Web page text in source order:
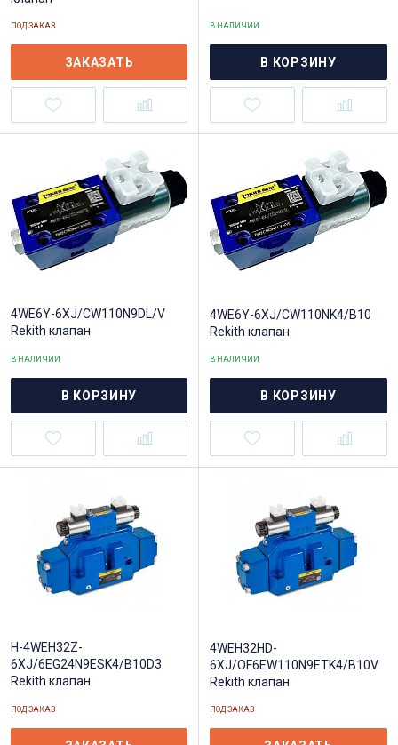
ПОД ЗАКАЗ
ЗАКАЗАТЬ
В НАЛИЧИИ
В КОРЗИНУ
4WE6Y-6XJ/CW110N9DL/V
Rekith клапан
В НАЛИЧИИ
В КОРЗИНУ
4WE6Y-6XJ/CW110NK4/B10
Rekith клапан
В НАЛИЧИИ
В КОРЗИНУ
H-4WEH32Z-
6XJ/6EG24N9ESK4/B10D3
Rekith клапан
ПОД ЗАКАЗ
4WEH32HD-
6XJ/OF6EW110N9ETK4/B10V
Rekith клапан
ПОД ЗАКАЗ